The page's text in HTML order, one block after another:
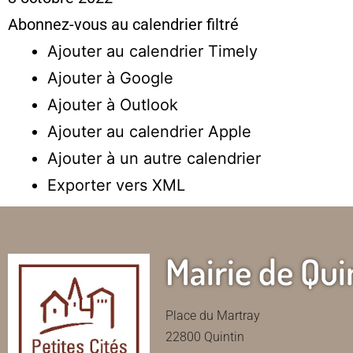
Abonnez-vous au calendrier filtré
Ajouter au calendrier Timely
Ajouter à Google
Ajouter à Outlook
Ajouter au calendrier Apple
Ajouter à un autre calendrier
Exporter vers XML
Mairie de
Place du Martray
22800 Quintin